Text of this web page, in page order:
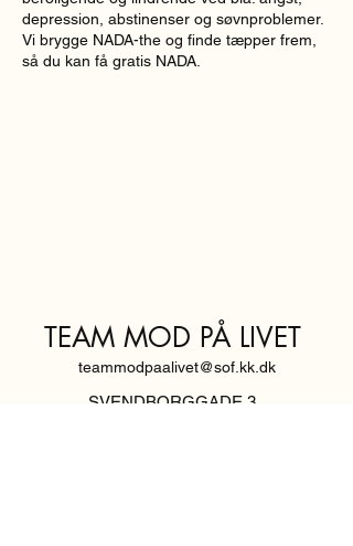
depression, abstinenser og søvnproblemer.
Vi brygge NADA-the og finde tæpper frem,
så du kan få gratis NADA.
TEAM MOD PÅ LIVET
teammodpaalivet@sof.kk.dk
SVENDBORGGADE 3,